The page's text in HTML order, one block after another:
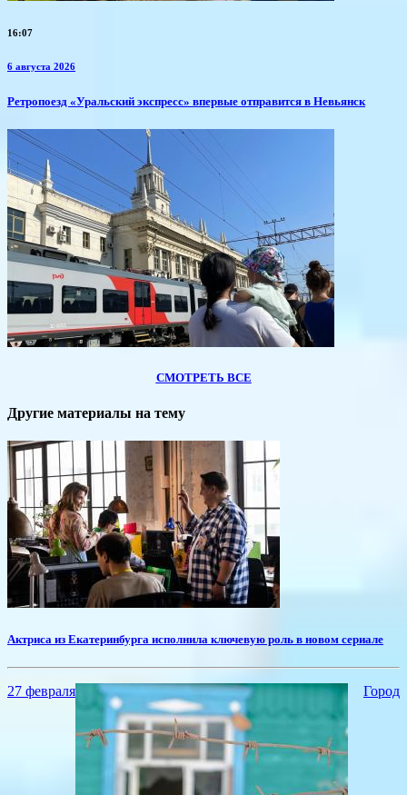
16:07
6 августа 2026
​Ретропоезд «Уральский экспресс» впервые отправится в Невьянск
СМОТРЕТЬ ВСЕ
Другие материалы на тему
​Актриса из Екатеринбурга исполнила ключевую роль в новом сериале
27 февраля Город